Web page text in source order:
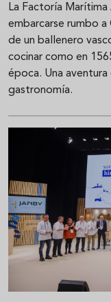
La Factoría
embarcarse rumbo a
de un ballenero
cocinar como en
época. Una
gastronomía.